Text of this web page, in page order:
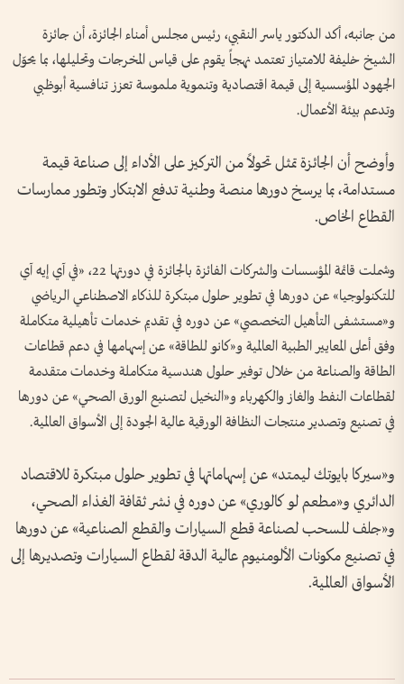
من جانبه، أكد الدكتور ياسر النقبي، رئيس مجلس أمناء الجائزة، أن جائزة
الشيخ خليفة للامتياز تعتمد نهجاً يقوم على قياس المخرجات وتحليلها، بما يحوّل
الجهود المؤسسية إلى قيمة اقتصادية وتنموية ملموسة تعزز تنافسية أبوظبي
وتدعم بيئة الأعمال.
وأوضح أن الجائزة تمثل تحولاً من التركيز على الأداء إلى صناعة قيمة
مستدامة، بما يرسخ دورها منصة وطنية تدفع الابتكار وتطور ممارسات
القطاع الخاص.
وشملت قائمة المؤسسات والشركات الفائزة بالجائزة في دورتها 22، «في آي إيه آي
للتكنولوجيا» عن دورها في تطوير حلول مبتكرة للذكاء الاصطناعي الرياضي
و«مستشفى التأهيل التخصصي» عن دوره في تقديم خدمات تأهيلية متكاملة
وفق أعلى المعايير الطبية العالمية و«كانو للطاقة» عن إسهامها في دعم قطاعات
الطاقة والصناعة من خلال توفير حلول هندسية متكاملة وخدمات متقدمة
لقطاعات النفط والغاز والكهرباء و«النخيل لتصنيع الورق الصحي» عن دورها
في تصنيع وتصدير منتجات النظافة الورقية عالية الجودة إلى الأسواق العالمية.
و«سيركا بايوتك ليمتد» عن إسهاماتها في تطوير حلول مبتكرة للاقتصاد
الدائري و«مطعم لو كالوري» عن دوره في نشر ثقافة الغذاء الصحي،
و«جلف للسحب لصناعة قطع السيارات والقطع الصناعية» عن دورها
في تصنيع مكونات الألومنيوم عالية الدقة لقطاع السيارات وتصديرها إلى
الأسواق العالمية.